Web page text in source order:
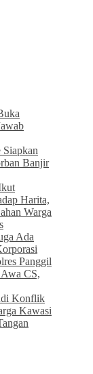
Siapkan
Banjir
Harita,
Warga
Ada
Panggil
CS,
Konflik
Kawasi